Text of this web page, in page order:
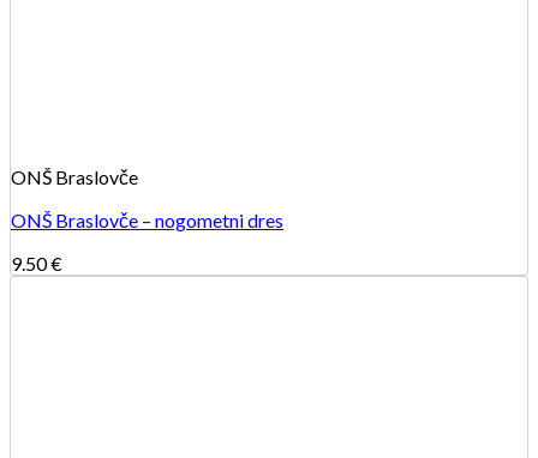
ONŠ Braslovče
ONŠ Braslovče – nogometni dres
9.50€